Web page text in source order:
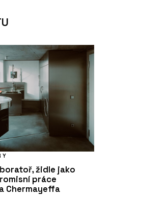
židle jako
práce
Chermayeffa